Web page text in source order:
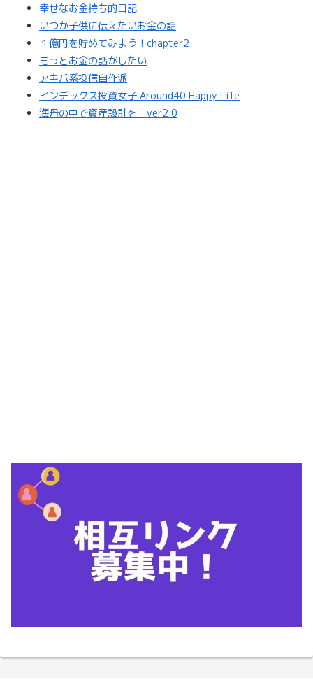
幸せなお金持ち的日記
いつか子供に伝えたいお金の話
１億円を貯めてみよう！chapter2
もっとお金の話がしたい
アキバ系投信自作派
インデックス投資女子 Around40 Happy Life
海舟の中で資産設計を ver2.0